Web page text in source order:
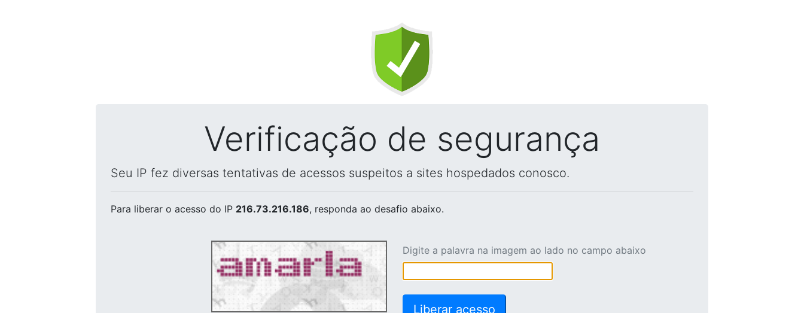
Verificação de segurança
Seu IP fez diversas tentativas de acessos suspeitos a sites hospedados conosco.
Para liberar o acesso do IP 216.73.216.186, responda ao desafio abaixo.
Digite a palavra na imagem ao lado no campo abaixo